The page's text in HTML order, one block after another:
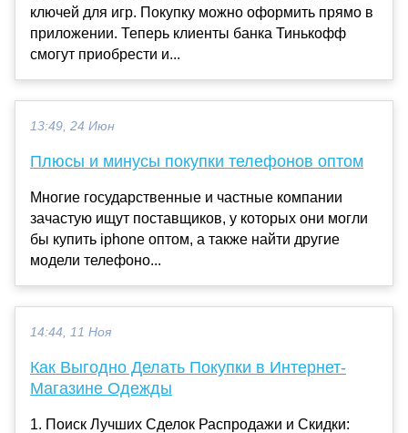
ключей для игр. Покупку можно оформить прямо в
приложении. Теперь клиенты банка Тинькофф
смогут приобрести и...
13:49, 24 Июн
Плюсы и минусы покупки телефонов оптом
Многие государственные и частные компании
зачастую ищут поставщиков, у которых они могли
бы купить iphone оптом, а также найти другие
модели телефоно...
14:44, 11 Ноя
Как Выгодно Делать Покупки в Интернет-
Магазине Одежды
1. Поиск Лучших Сделок Распродажи и Скидки: